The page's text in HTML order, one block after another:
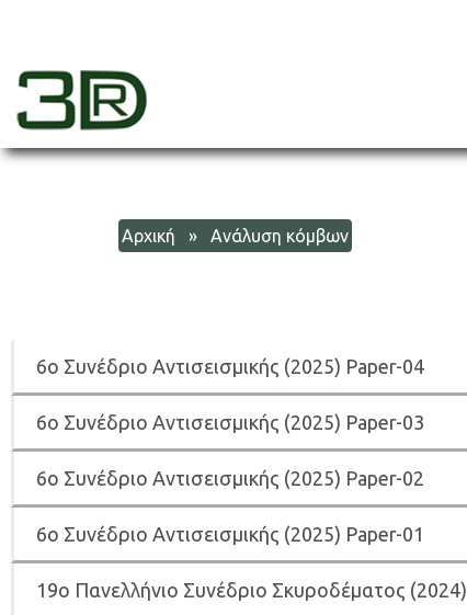
3dr
Αρχική » Ανάλυση κόμβων
6ο Συνέδριο Αντισεισμικής (2025) Paper-04
6ο Συνέδριο Αντισεισμικής (2025) Paper-03
6ο Συνέδριο Αντισεισμικής (2025) Paper-02
6ο Συνέδριο Αντισεισμικής (2025) Paper-01
19ο Πανελλήνιο Συνέδριο Σκυροδέματος (2024)